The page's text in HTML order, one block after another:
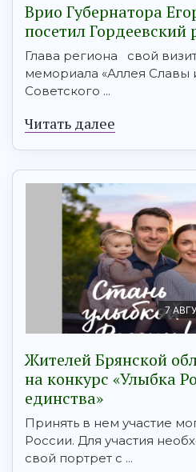
Врио Губернатора
посетил Гордеевский
Глава региона свой
мемориала «Аллея Славы
Советского ...
Читать далее
7
Жителей Брянской
на конкурс «Улыбка
единства»
Принять в нем участие
России. Для участия
свой портрет с ...